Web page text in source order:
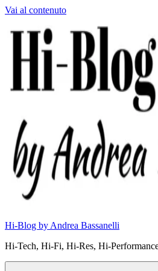
Vai al contenuto
Hi-Blog by Andrea Bassanelli
Hi-Tech, Hi-Fi, Hi-Res, Hi-